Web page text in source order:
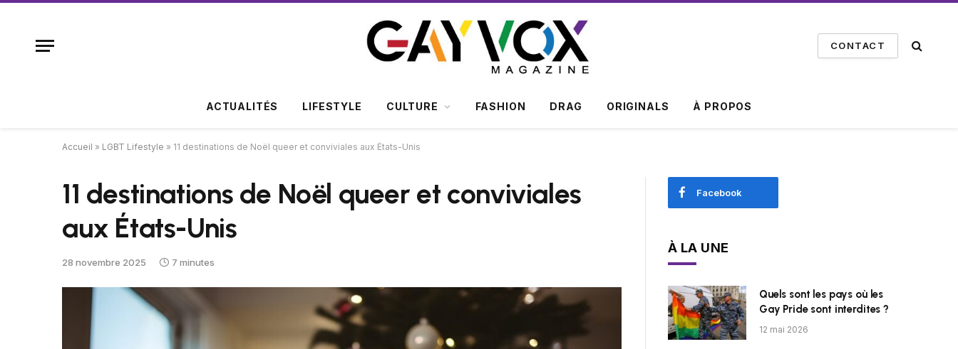
CONTACT
ACTUALITÉS LIFESTYLE CULTURE FASHION DRAG ORIGINALS À PROPOS
Accueil » LGBT Lifestyle » 11 destinations de Noël queer et conviviales aux États-Unis
11 destinations de Noël queer et conviviales
aux États-Unis
28 novembre 2025 7 minutes
Facebook
À LA UNE
Quels sont les pays où les
Gay Pride sont interdites ?
12 mai 2026